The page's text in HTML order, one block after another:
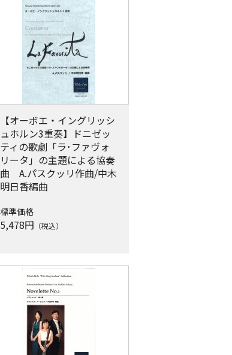
【オーボエ・イングリッシ
ュホルン3重奏】ドニゼッ
ティの歌劇「ラ･ファヴォ
リータ」の主題による協奏
曲 A.パスクッリ作曲/中木
明日香編曲
標準価格
5,478円 （税込）